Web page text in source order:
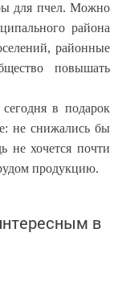
для пчел. Можно
района
районные
повышать
в подарок
не снижались бы
не хочется почти
продукцию.
в